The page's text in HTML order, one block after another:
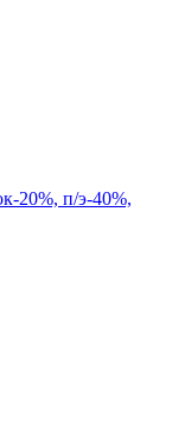
20%, п/э-40%,